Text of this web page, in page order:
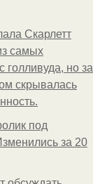
Скарлетт
самых
голливуда, но за
скрывалась
под
за 20